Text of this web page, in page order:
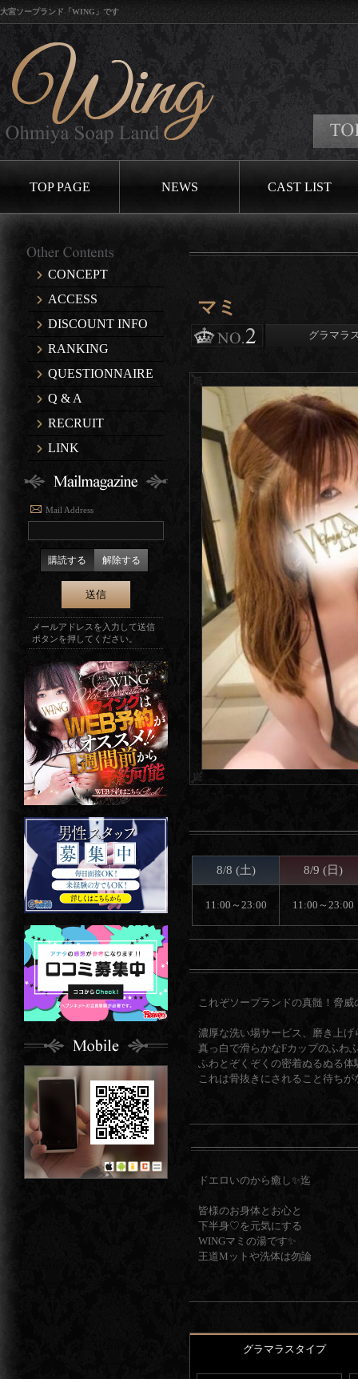
大宮ソープランド「WING」です
口コミ
TOP PAGE NEWS CAST LIST
CONCEPT
ACCESS
DISCOUNT INFO
RANKING
QUESTIONNAIRE
Q & A
RECRUIT
LINK
Mail Address
購読する 解除する
メールアドレスを入力して送信
ボタンを押してください。
マミ
グラマラ
8/8 (土) 8/9 (日)
11:00～23:00 11:00～23:00
これぞソープランドの真髄！脅
濃厚な洗い場サービス、磨き上
真っ白で滑らかなFカップのふわ
ふわとぞくぞくの密着ぬるぬる
これは骨抜きにされること待ちが
ムチムチすべすべのやわらかな
と貴方の身も心も浄化してくれる
さらにお客様思いで勉強熱心な
で、きっと初めてお会いする方
ぜひ彼女の胸に身を任せ、めく
ドエロいのから癒し✨迄
皆様のお身体とお心と
下半身♡を元気にする
WINGマミの湯です✨
王道Mットや洗体は勿論
マッサージMット
（睾●）マッサージMット
グラマラスタイプ